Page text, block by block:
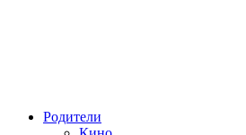
Родители